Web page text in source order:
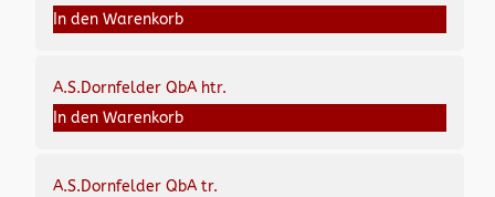
In den Warenkorb
A.S.Dornfelder QbA htr.
In den Warenkorb
A.S.Dornfelder QbA tr.